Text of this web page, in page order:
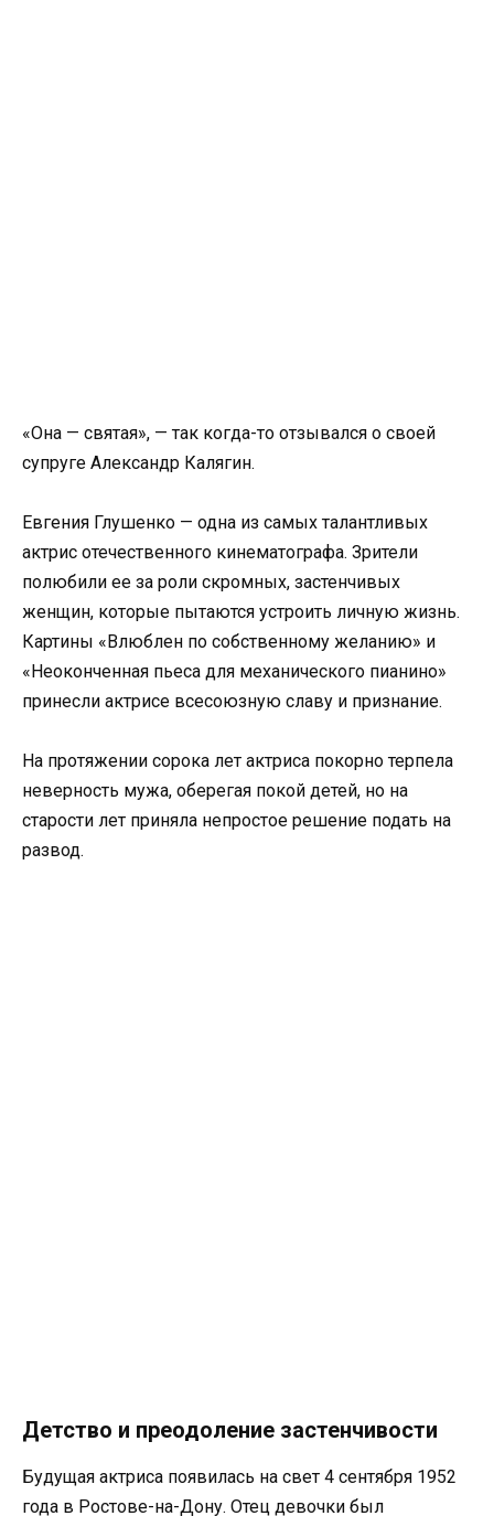
«Она — святая», — так когда-то отзывался о своей
супруге Александр Калягин.
Евгения Глушенко — одна из самых талантливых
актрис отечественного кинематографа. Зрители
полюбили ее за роли скромных, застенчивых
женщин, которые пытаются устроить личную жизнь.
Картины «Влюблен по собственному желанию» и
«Неоконченная пьеса для механического пианино»
принесли актрисе всесоюзную славу и признание.
На протяжении сорока лет актриса покорно терпела
неверность мужа, оберегая покой детей, но на
старости лет приняла непростое решение подать на
развод.
Детство и преодоление застенчивости
Будущая актриса появилась на свет 4 сентября 1952
года в Ростове-на-Дону. Отец девочки был